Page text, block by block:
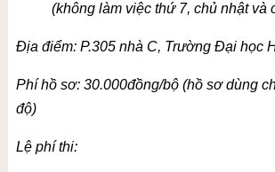
(không làm việc thứ 7, chủ nhật và
Địa điểm: P.305 nhà C, Trường Đại học
Phí hồ sơ: 30.000đồng/bộ (hồ sơ dùng
độ)
Lệ phí thi: